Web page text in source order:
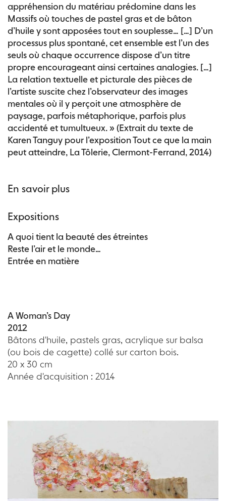
A Woman’s Day
2012
Bâtons d'huile, pastels gras, acrylique sur balsa
(ou bois de cagette) collé sur carton bois.
20 x 30 cm
Année d'acquisition : 2014
appréhension du matériau prédomine dans les
Massifs où touches de pastel gras et de bâton
d’huile y sont apposées tout en souplesse… […] D’un
processus plus spontané, cet ensemble est l’un des
seuls où chaque occurrence dispose d’un titre
propre encourageant ainsi certaines analogies. […]
La relation textuelle et picturale des pièces de
l’artiste suscite chez l’observateur des images
mentales où il y perçoit une atmosphère de
paysage, parfois métaphorique, parfois plus
accidenté et tumultueux. » (Extrait du texte de
Karen Tanguy pour l’exposition Tout ce que la main
peut atteindre, La Tôlerie, Clermont-Ferrand, 2014)
En savoir plus
Expositions
A quoi tient la beauté des étreintes
Reste l’air et le monde…
Entrée en matière